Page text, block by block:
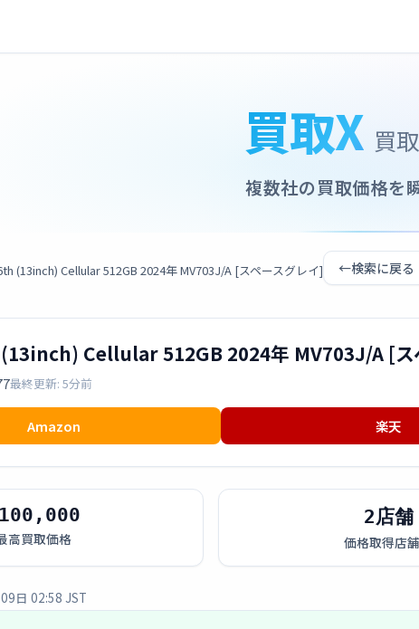
買取X 買
複数社の買取価格を
(13inch) Cellular 512GB 2024年 MV703J/A [スペースグレイ] ←検索に戻る
Cellular 512GB 2024年 MV703J/A [ス
最終更新: 5分前
Amazon 楽天
高買取価格
2店舗
価格取得店
日 02:58 JST